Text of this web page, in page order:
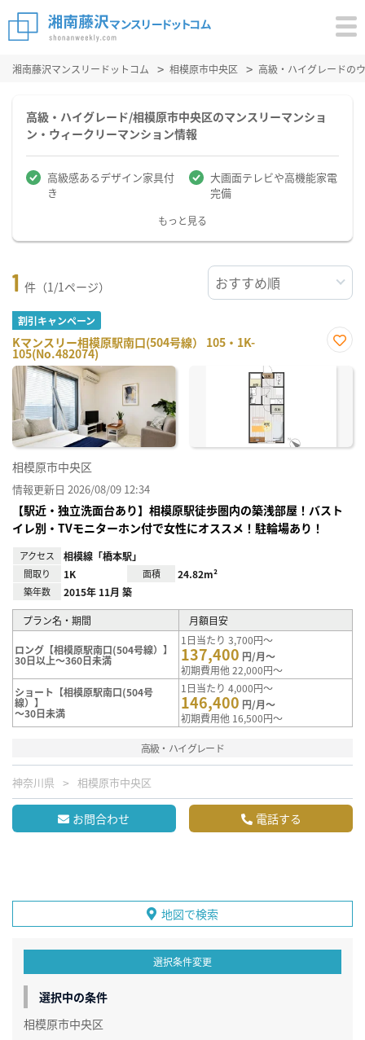
湘南藤沢マンスリードットコム 相模原市中央区 高級・ハイグレードの
高級・ハイグレード/相模原市中央区のマンスリーマンショ
ン・ウィークリーマンション情報
高級感あるデザイン家具付
き
大画面テレビや高機能家電
完備
もっと見る
1 件（1/1ページ）
割引キャンペーン
Kマンスリー相模原駅南口(504号線） 105・1K-
105(No.482074)
に入
相模原市中央区
情報更新日 2026/08/09 12:34
【駅近・独立洗面台あり】相模原駅徒歩圏内の築浅部屋！バスト
イレ別・TVモニターホン付で女性にオススメ！駐輪場あり！
アクセス 相模線「橋本駅」
間取り 1K 面積 24.82m²
築年数 2015年 11月 築
プラン名・期間 月額目安
ロング【相模原駅南口(504号線）】
30日以上～360日未満
1日当たり 3,700円～
137,400 円/月～
初期費用他 22,000円～
ショート【相模原駅南口(504号
線）】
～30日未満
1日当たり 4,000円～
146,400 円/月～
初期費用他 16,500円～
高級・ハイグレード
神奈川県 相模原市中央区
お問合わせ 電話する
地図で検索
選択条件変更
選択中の条件
相模原市中央区